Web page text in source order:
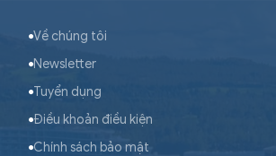
Về chúng tôi
Newsletter
Tuyển dụng
Điều khoản điều kiện
Chính sách bảo mật